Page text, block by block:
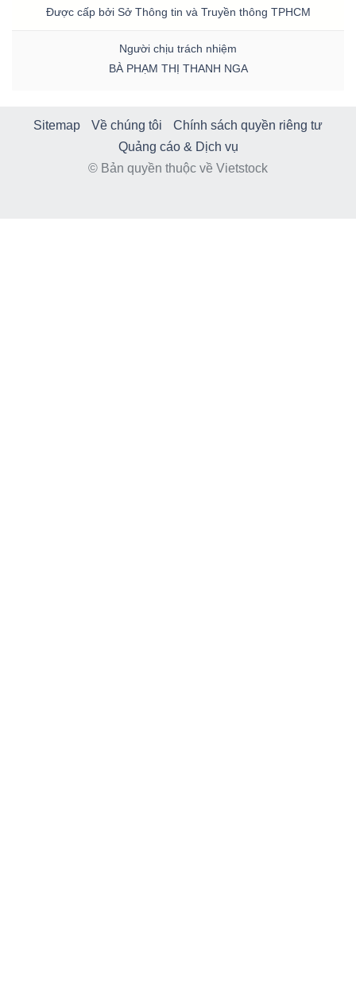
Được cấp bởi Sở Thông tin và Truyền thông TPHCM
Người chịu trách nhiệm
BÀ PHẠM THỊ THANH NGA
Sitemap Về chúng tôi
Chính sách quyền riêng tư
Quảng cáo & Dịch vụ
© Bản quyền thuộc về Vietstock